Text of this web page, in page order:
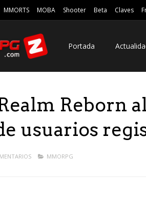
MMORTS MOBA Shooter Beta Claves
Portada
Reborn
usuarios
MMORPG